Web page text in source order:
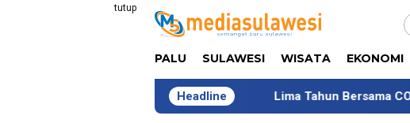
tutup
PALU SULAWESI WISATA EKONOMI
HeadlineLima Tahun Bersama COMIK,